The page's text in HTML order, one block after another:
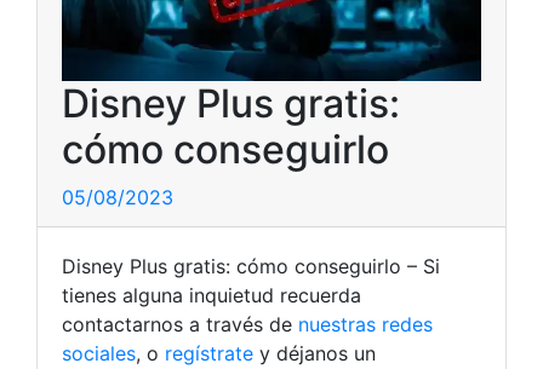
Disney Plus gratis:
cómo conseguirlo
05/08/2023
Disney Plus gratis: cómo conseguirlo – Si
tienes alguna inquietud recuerda
contactarnos a través de nuestras redes
sociales, o regístrate y déjanos un